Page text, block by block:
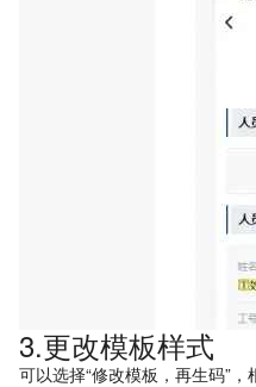
3.更改模板样式
可以选择“修改模板，再生码”